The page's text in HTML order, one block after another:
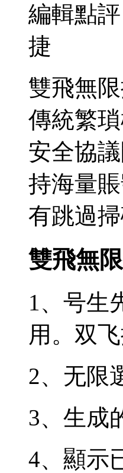
編輯點
捷
雙飛無
傳統繁
安全協
持海量
有跳過
雙飛無
1、号生
用。双
2、无限
3、生成
4、顯示